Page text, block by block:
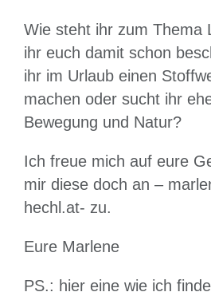
Wie steht ihr zum Thema
ihr euch damit schon
ihr im Urlaub einen
machen oder sucht ihr
Bewegung und Natur?
Ich freue mich auf eure
mir diese doch an –
hechl.at- zu.
Eure Marlene
PS.: hier eine wie ich